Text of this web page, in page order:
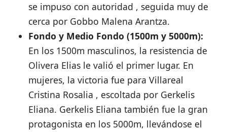
se impuso con autoridad , seguida muy de
cerca por Gobbo Malena Arantza.
Fondo y Medio Fondo (1500m y 5000m):
En los 1500m masculinos, la resistencia de
Olivera Elias le valió el primer lugar. En
mujeres, la victoria fue para Villareal
Cristina Rosalia , escoltada por Gerkelis
Eliana. Gerkelis Eliana también fue la gran
protagonista en los 5000m, llevándose el